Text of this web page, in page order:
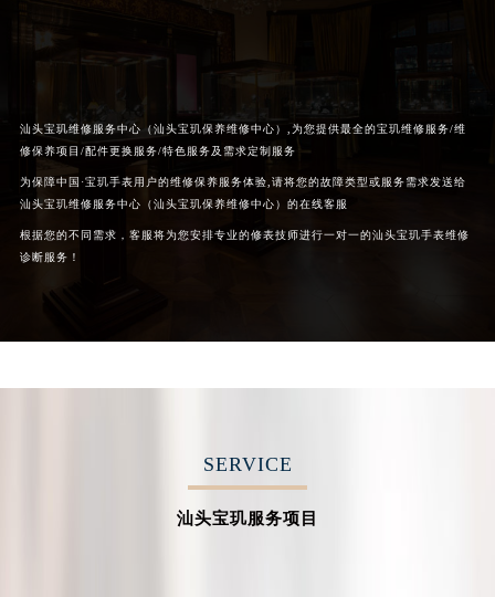
汕头宝玑维修服务中心（汕头宝玑保养维修中心）,为您提供最全的宝玑维修服务/维
修保养项目/配件更换服务/特色服务及需求定制服务
为保障中国·宝玑手表用户的维修保养服务体验,请将您的故障类型或服务需求发送给
汕头宝玑维修服务中心（汕头宝玑保养维修中心）的在线客服
根据您的不同需求，客服将为您安排专业的修表技师进行一对一的汕头宝玑手表维修
诊断服务！
SERVICE
汕头宝玑服务项目